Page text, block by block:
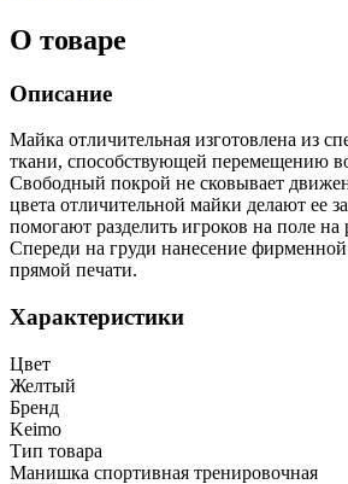
О товаре
Описание
Майка отличительная изготовлена из
ткани, способствующей перемещению
Свободный покрой не сковывает
цвета отличительной майки делают ее
помогают разделить игроков на поле
Спереди на груди нанесение
прямой печати.
Характеристики
Цвет
Желтый
Бренд
Keimo
Тип товара
Манишка спортивная тренировочная